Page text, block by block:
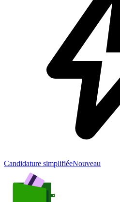
Candidature simplifiéeNouveau